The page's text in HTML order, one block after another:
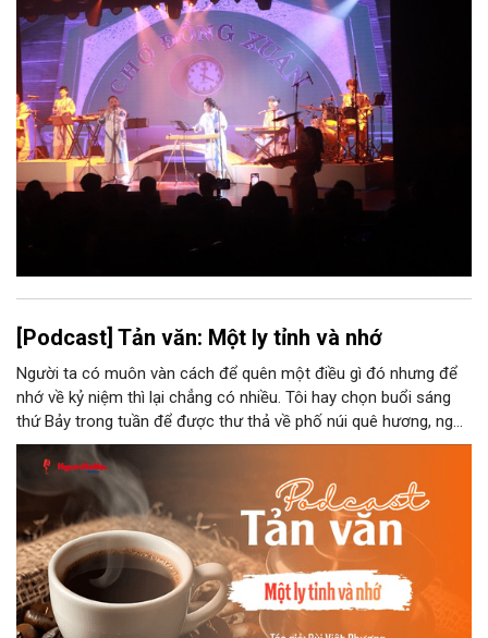
[Podcast] Tản văn: Một ly tỉnh và nhớ
Người ta có muôn vàn cách để quên một điều gì đó nhưng để
nhớ về kỷ niệm thì lại chẳng có nhiều. Tôi hay chọn buổi sáng
thứ Bảy trong tuần để được thư thả về phố núi quê hương, ngồi
đợi giọt đắng của đất đai, mưa nắng điểm từng nhịp xuống
chiếc ly sứ như đợi thời gian mở cánh cửa diệu kì của mình.